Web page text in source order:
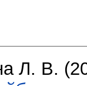
Л. В.